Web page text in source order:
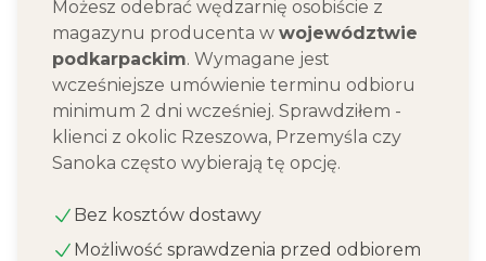
Możesz odebrać wędzarnię osobiście z
magazynu producenta w województwie
podkarpackim. Wymagane jest
wcześniejsze umówienie terminu odbioru
minimum 2 dni wcześniej. Sprawdziłem -
klienci z okolic Rzeszowa, Przemyśla czy
Sanoka często wybierają tę opcję.
Bez kosztów dostawy
Możliwość sprawdzenia przed odbiorem